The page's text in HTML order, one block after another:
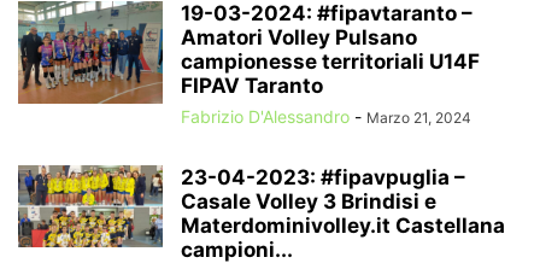
19-03-2024: #fipavtaranto –
Amatori Volley Pulsano
campionesse territoriali U14F
FIPAV Taranto
Fabrizio D'Alessandro - Marzo 21, 2024
23-04-2023: #fipavpuglia –
Casale Volley 3 Brindisi e
Materdominivolley.it Castellana
campioni...